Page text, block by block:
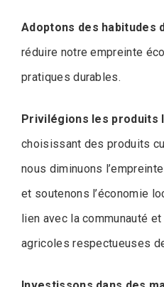
Adoptons des habitudes
réduire notre empreinte
pratiques durables.
Privilégions les produits
choisissant des produits
nous diminuons
et soutenons l’économie
lien avec la communauté
agricoles respectueuses